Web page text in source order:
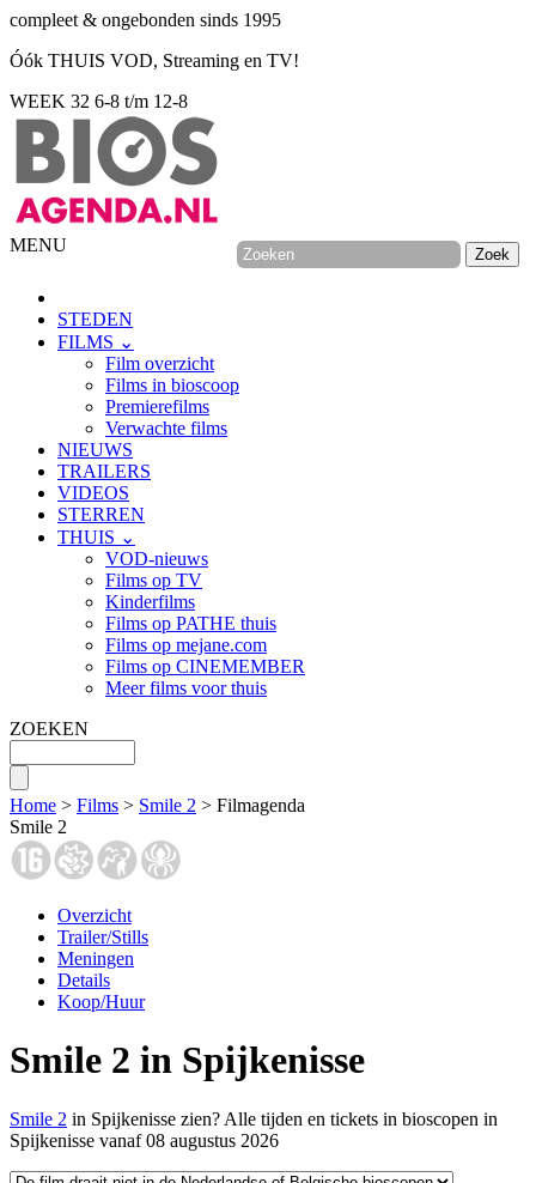
compleet & ongebonden sinds 1995
Óók THUIS VOD, Streaming en TV!
WEEK 32 6-8 t/m 12-8
MENU
STEDEN
FILMS ⌄
Film overzicht
Films in bioscoop
Premierefilms
Verwachte films
NIEUWS
TRAILERS
VIDEOS
STERREN
THUIS ⌄
VOD-nieuws
Films op TV
Kinderfilms
Films op PATHE thuis
Films op mejane.com
Films op CINEMEMBER
Meer films voor thuis
ZOEKEN
Home > Films > Smile 2 > Filmagenda
Smile 2
Overzicht
Trailer/Stills
Meningen
Details
Koop/Huur
Smile 2 in Spijkenisse
Smile 2 in Spijkenisse zien? Alle tijden en tickets in bioscopen in
Spijkenisse vanaf 08 augustus 2026